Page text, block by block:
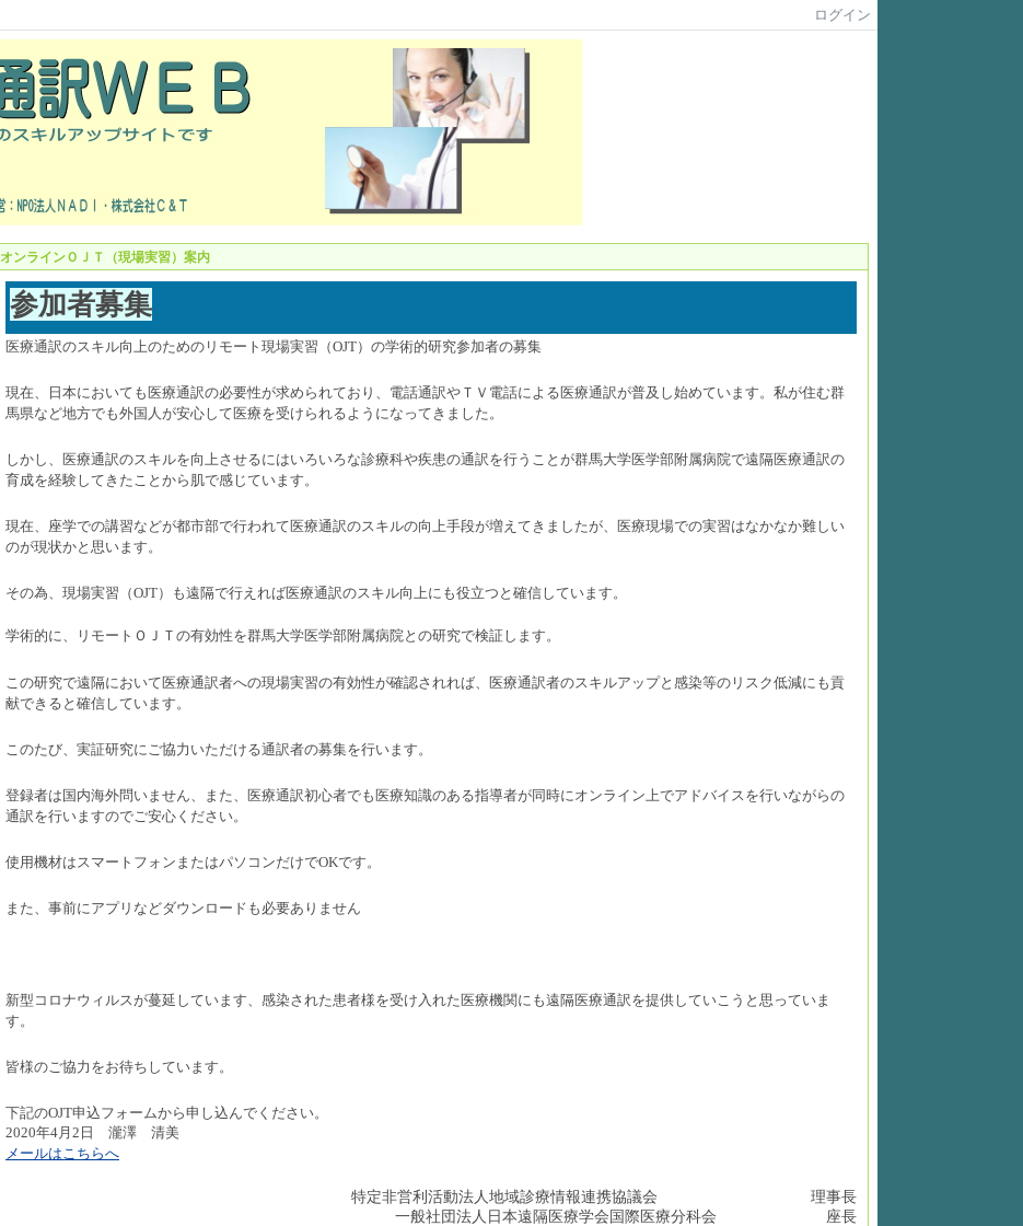
ログイン
オンラインＯＪＴ（現場実習）案内
参加者募集
医療通訳のスキル向上のためのリモート現場実習（OJT）の学術的研究参加者の募集
現在、日本においても医療通訳の必要性が求められており、電話通訳やＴＶ電話による医療通訳が普及し始めています。私が住む群
馬県など地方でも外国人が安心して医療を受けられるようになってきました。
しかし、医療通訳のスキルを向上させるにはいろいろな診療科や疾患の通訳を行うことが群馬大学医学部附属病院で遠隔医療通訳の
育成を経験してきたことから肌で感じています。
現在、座学での講習などが都市部で行われて医療通訳のスキルの向上手段が増えてきましたが、医療現場での実習はなかなか難しい
のが現状かと思います。
その為、現場実習（OJT）も遠隔で行えれば医療通訳のスキル向上にも役立つと確信しています。
学術的に、リモートＯＪＴの有効性を群馬大学医学部附属病院との研究で検証します。
この研究で遠隔において医療通訳者への現場実習の有効性が確認されれば、医療通訳者のスキルアップと感染等のリスク低減にも貢
献できると確信しています。
このたび、実証研究にご協力いただける通訳者の募集を行います。
登録者は国内海外問いません、また、医療通訳初心者でも医療知識のある指導者が同時にオンライン上でアドバイスを行いながらの
通訳を行いますのでご安心ください。
使用機材はスマートフォンまたはパソコンだけでOKです。
また、事前にアプリなどダウンロードも必要ありません
新型コロナウィルスが蔓延しています、感染された患者様を受け入れた医療機関にも遠隔医療通訳を提供していこうと思っていま
す。
皆様のご協力をお待ちしています。
下記のOJT申込フォームから申し込んでください。
2020年4月 2 日 瀧澤 清美
メールはこちらへ
特定非営利活動法人地域診療情報連携協議会
理事長
一般社団法人日本遠隔医療学会国際医療分科会
座長